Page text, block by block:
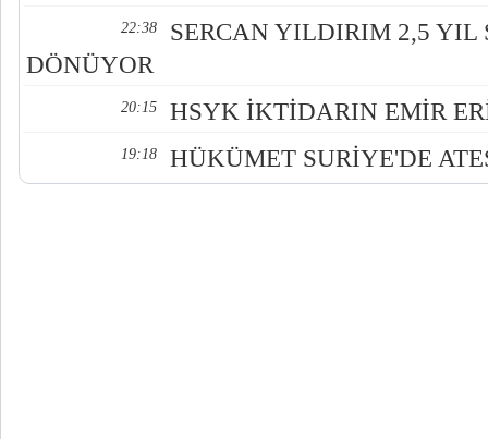
22:38
SERCAN YILDIRIM 2,5 YIL
DÖNÜYOR
20:15 HSYK İKTİDARIN EMİR
19:18 HÜKÜMET SURİYE'DE